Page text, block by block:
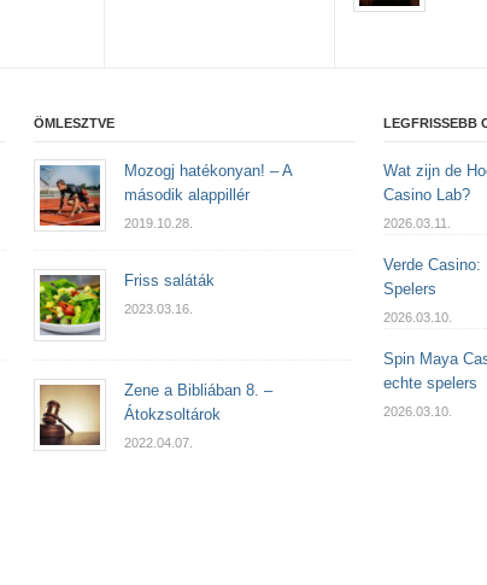
ÖMLESZTVE
Mozogj hatékonyan! – A
második alappillér
2019.10.28.
Friss saláták
2023.03.16.
Zene a Bibliában 8. –
Átokzsoltárok
2022.04.07.
LEGFRISSEBB
Wat zijn de
Casino Lab?
2026.03.11.
Verde
Spelers
2026.03.10.
Spin Maya
echte spelers
2026.03.10.